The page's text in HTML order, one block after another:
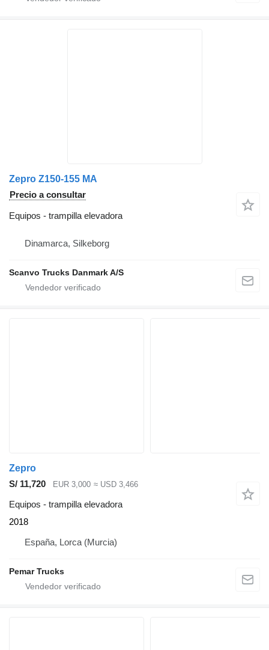
Zepro Z150-155 MA
Precio a consultar
Equipos - trampilla elevadora
Dinamarca, Silkeborg
Scanvo Trucks Danmark A/S
Zepro
S/ 11,720
EUR 3,000 ≈ USD 3,466
Equipos - trampilla elevadora
2018
España, Lorca (Murcia)
Pemar Trucks